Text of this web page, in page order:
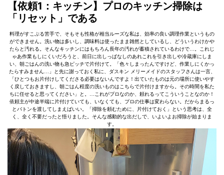
【依頼1：キッチン】プロのキッチン掃除は
「リセット」である
料理がすこぶる苦手で、そもそも性格が相当ルーズな私は、効率の良い調理作業というもの
ができません。洗い物は多いし、調味料は使ったまま雑然としているし、どういうわけかや
たらと汚れる。そんなキッチンにはもちろん長年の汚れが蓄積されているわけで…。これじ
ゃあ作業もしにくいだろうと、前日に出しっぱなしのあれこれを引き出しや冷蔵庫にしま
い、朝ごはんの洗い物も急ピッチで片付けて。「色々しまったんですけど、作業しにくかっ
たらすみません…」と先に謝っておく私に、ダスキン メリーメイドのスタッフさんは一言、
「ひとつもお片付けしてくださる必要はないんですよ！出ていたものは元の場所に使いやす
く戻しておきますし、朝ごはん程度の洗いものはこちらで片付けますから。その時間を私た
ちに任せると思ってください」と。…これがプロなのか、頼れるってこういうことなのか！
依頼主が中途半端に片付けていても、いなくても、プロの仕事は変わらない。だからまるっ
とバトンを渡してしまえばいい。「掃除を頼むために、片付けておく」という思考は、全
く、全く不要だったと悟りました。そんな感動的な出だしで、いよいよお掃除が始まりま
す。